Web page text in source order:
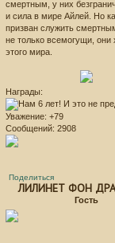
смертным, у них
и сила в мире Айлей. Но
призван служить
не только всемогущи, они
этого мира.
Награды:
Уважение: +79
Сообщений: 2908
Поделиться
ЛИЛИНЕТ ФОН
Гость